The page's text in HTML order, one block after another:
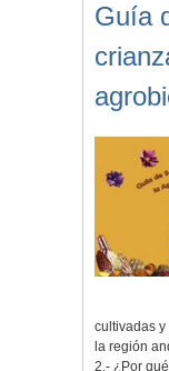
Guía
cultivadas y
la región
2.- ¿Por